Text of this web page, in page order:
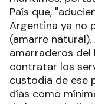
País que,
Argentina ya no
(amarre
amarraderos
contratar los
custodia de ese
días como